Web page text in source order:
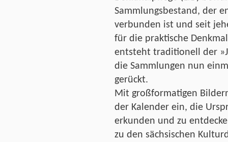
Sammlungsbestand, der
verbunden ist und seit
für die praktische
entsteht traditionell der
die Sammlungen nun
gerückt.
Mit großformatigen
der Kalender ein, die
erkunden und zu
zu den sächsischen